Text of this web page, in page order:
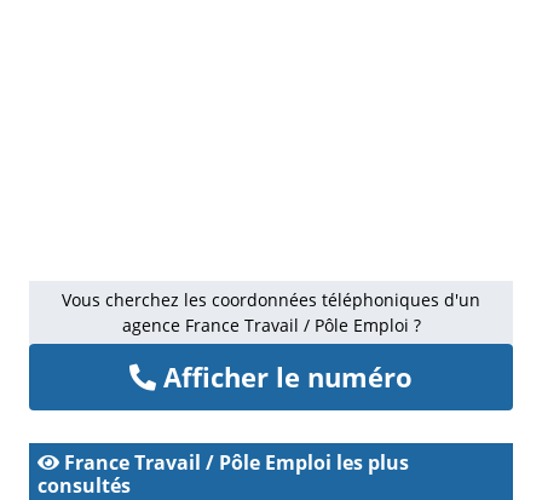
Vous cherchez les coordonnées téléphoniques d'un
agence France Travail / Pôle Emploi ?
Afficher le numéro
France Travail / Pôle Emploi les plus
consultés